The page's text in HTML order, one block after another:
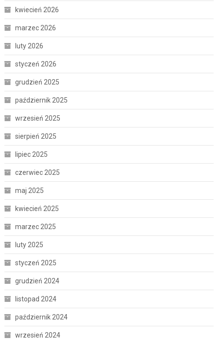
kwiecień 2026
marzec 2026
luty 2026
styczeń 2026
grudzień 2025
październik 2025
wrzesień 2025
sierpień 2025
lipiec 2025
czerwiec 2025
maj 2025
kwiecień 2025
marzec 2025
luty 2025
styczeń 2025
grudzień 2024
listopad 2024
październik 2024
wrzesień 2024